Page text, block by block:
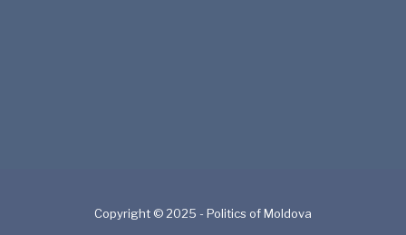
Copyright © 2025 - Politics of Moldova